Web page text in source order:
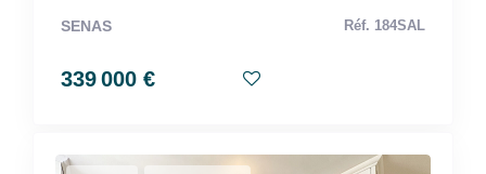
SENAS Réf. 184SAL
339 000 €